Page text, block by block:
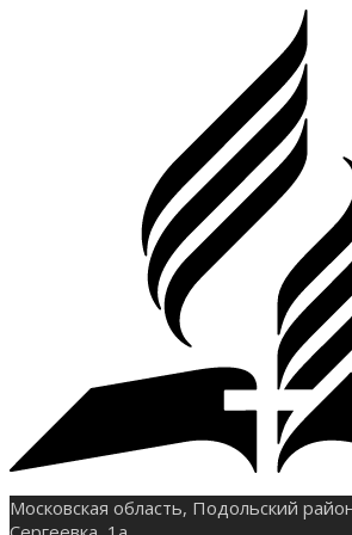
Московская область, Подольский